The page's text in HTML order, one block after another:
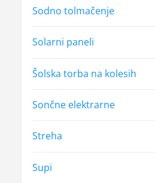
Sodno tolmačenje
Solarni paneli
Šolska torba na kolesih
Sončne elektrarne
Streha
Supi